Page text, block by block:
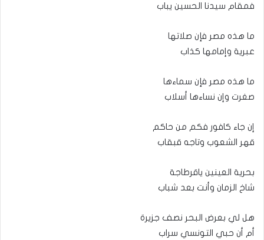
فمقام سيدنا الحسين يباب
ما هذه مصر فإن صلاتها
عبرية وإمامها كذاب
ما هذه مصر فإن سماءها
صغرت وإن نساءها أسلاب
إن جاء كافور فكم من حاكم
قهر الشعوب وتاجه قبقاب
بحرية العينين ياقرطاجة
شاخ الزمان وأنت بعد شباب
هل لي بعرض البحر نصف جزيرة
أم أن حبي التونسي سراب